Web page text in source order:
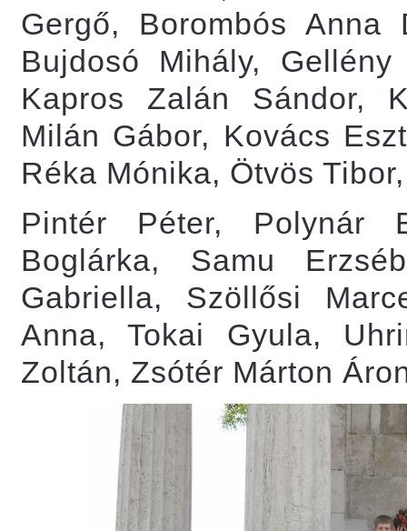
Gergő, Borombós Anna
Bujdosó Mihály,
Kapros Zalán Sándor,
Milán Gábor, Kovács
Réka Mónika, Ötvös
Pintér Péter, Polynár
Boglárka, Samu
Gabriella, Szöllősi
Anna, Tokai Gyula,
Zoltán, Zsótér Márton